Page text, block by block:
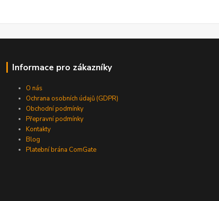
Informace pro zákazníky
O nás
Ochrana osobních údajů (GDPR)
Obchodní podmínky
Přepravní podmínky
Kontakty
Blog
Platební brána ComGate